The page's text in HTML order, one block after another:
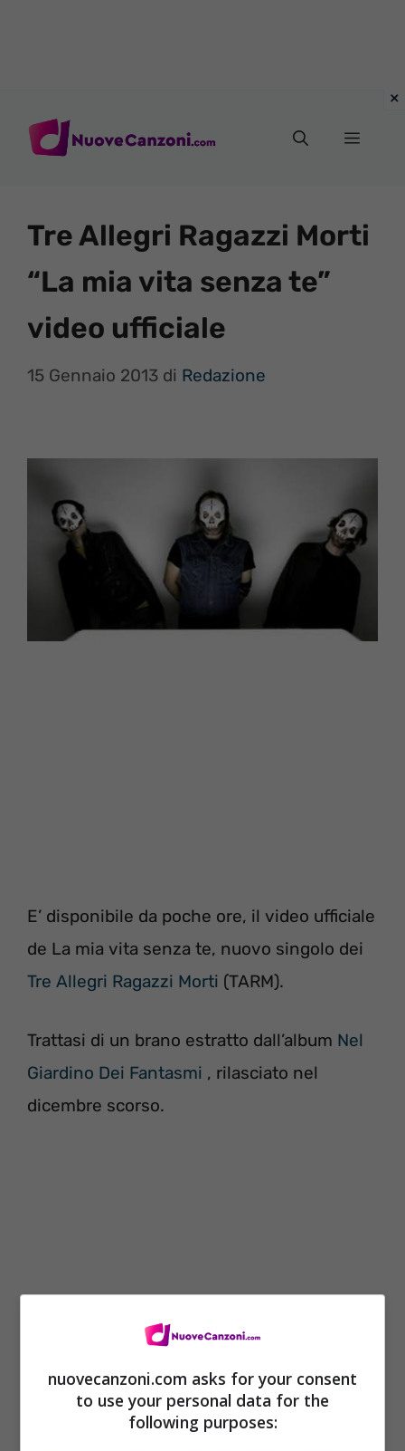
Menu
Tre Allegri Ragazzi Morti
“La mia vita senza te”
video ufficiale
15 Gennaio 2013 di Redazione
E’ disponibile da poche ore, il video ufficiale
de La mia vita senza te, nuovo singolo dei
Tre Allegri Ragazzi Morti (TARM).
Trattasi di un brano estratto dall’album Nel
Giardino Dei Fantasmi , rilasciato nel
dicembre scorso.
Nella clip, vediamo i 3 artisti cantare e
tradurre le parole del testo per i sordomuti.
nuovecanzoni.com asks for your consent
to use your personal data for the
following purposes: